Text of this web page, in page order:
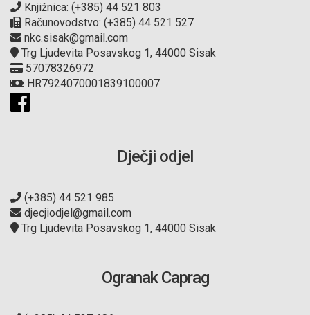
Knjižnica: (+385) 44 521 803
Računovodstvo: (+385) 44 521 527
nkc.sisak@gmail.com
Trg Ljudevita Posavskog 1, 44000 Sisak
57078326972
HR7924070001839100007
Dječji odjel
(+385) 44 521 985
djecjiodjel@gmail.com
Trg Ljudevita Posavskog 1, 44000 Sisak
Ogranak Caprag